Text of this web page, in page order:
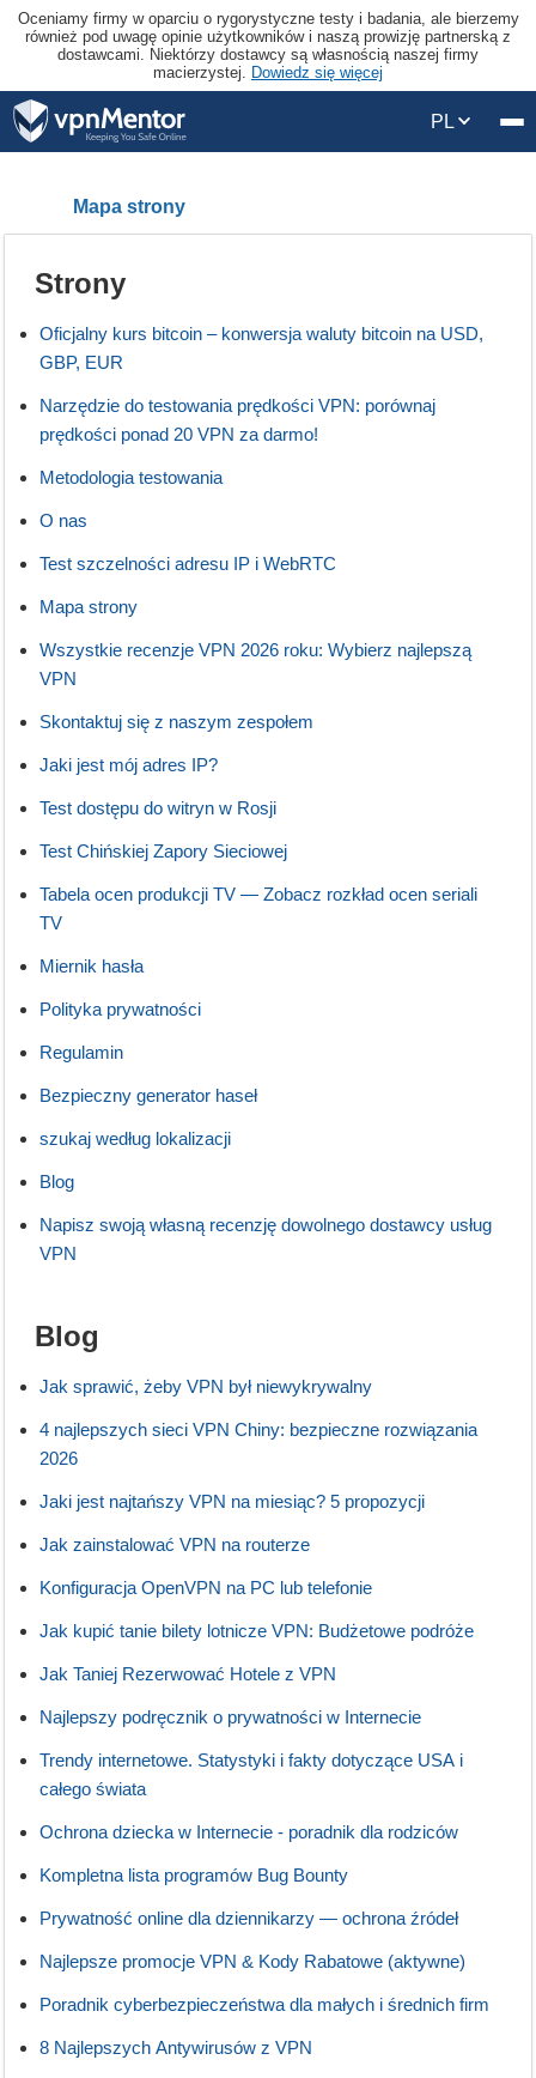
Oceniamy firmy w oparciu o rygorystyczne testy i badania, ale bierzemy
również pod uwagę opinie użytkowników i naszą prowizję partnerską z
dostawcami. Niektórzy dostawcy są własnością naszej firmy
macierzystej. Dowiedz się więcej
PL
Mapa strony
Strony
Oficjalny kurs bitcoin – konwersja waluty bitcoin na USD,
GBP, EUR
Narzędzie do testowania prędkości VPN: porównaj
prędkości ponad 20 VPN za darmo!
Metodologia testowania
O nas
Test szczelności adresu IP i WebRTC
Mapa strony
Wszystkie recenzje VPN 2026 roku: Wybierz najlepszą
VPN
Skontaktuj się z naszym zespołem
Jaki jest mój adres IP?
Test dostępu do witryn w Rosji
Test Chińskiej Zapory Sieciowej
Tabela ocen produkcji TV — Zobacz rozkład ocen seriali
TV
Miernik hasła
Polityka prywatności
Regulamin
Bezpieczny generator haseł
szukaj według lokalizacji
Blog
Napisz swoją własną recenzję dowolnego dostawcy usług
VPN
Blog
Jak sprawić, żeby VPN był niewykrywalny
4 najlepszych sieci VPN Chiny: bezpieczne rozwiązania
2026
Jaki jest najtańszy VPN na miesiąc? 5 propozycji
Jak zainstalować VPN na routerze
Konfiguracja OpenVPN na PC lub telefonie
Jak kupić tanie bilety lotnicze VPN: Budżetowe podróże
Jak Taniej Rezerwować Hotele z VPN
Najlepszy podręcznik o prywatności w Internecie
Trendy internetowe. Statystyki i fakty dotyczące USA i
całego świata
Ochrona dziecka w Internecie - poradnik dla rodziców
Kompletna lista programów Bug Bounty
Prywatność online dla dziennikarzy — ochrona źródeł
Najlepsze promocje VPN & Kody Rabatowe (aktywne)
Poradnik cyberbezpieczeństwa dla małych i średnich firm
8 Najlepszych Antywirusów z VPN